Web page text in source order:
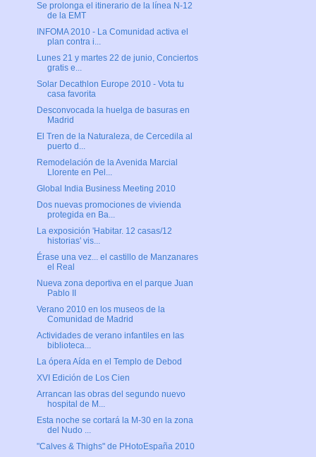
Se prolonga el itinerario de la línea N-12
de la EMT
INFOMA 2010 - La Comunidad activa el
plan contra i...
Lunes 21 y martes 22 de junio, Conciertos
gratis e...
Solar Decathlon Europe 2010 - Vota tu
casa favorita
Desconvocada la huelga de basuras en
Madrid
El Tren de la Naturaleza, de Cercedila al
puerto d...
Remodelación de la Avenida Marcial
Llorente en Pel...
Global India Business Meeting 2010
Dos nuevas promociones de vivienda
protegida en Ba...
La exposición 'Habitar. 12 casas/12
historias' vis...
Érase una vez... el castillo de Manzanares
el Real
Nueva zona deportiva en el parque Juan
Pablo II
Verano 2010 en los museos de la
Comunidad de Madrid
Actividades de verano infantiles en las
biblioteca...
La ópera Aída en el Templo de Debod
XVI Edición de Los Cien
Arrancan las obras del segundo nuevo
hospital de M...
Esta noche se cortará la M-30 en la zona
del Nudo ...
"Calves & Thighs" de PHotoEspaña 2010